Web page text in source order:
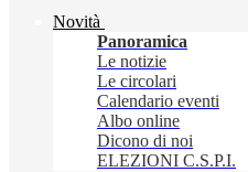
Novità
Panoramica
Le notizie
Le circolari
Calendario eventi
Albo online
Dicono di noi
ELEZIONI C.S.P.I.